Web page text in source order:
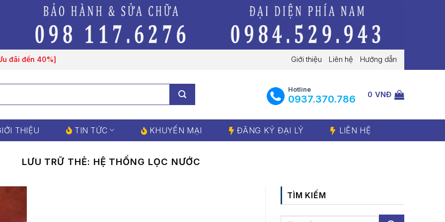
đãi đến 40%] Giới thiệu Liên hệ Hướng dẫn
Hotline
‭0937.370.786‬ 0 VNĐ
THIỆU TIN TỨC KHUYẾN MẠI ĐĂNG KÝ ĐẠI LÝ LIÊN HỆ
LƯU TRỮ THẺ: HỆ THỐNG LỌC NƯỚC
TÌM KIẾM